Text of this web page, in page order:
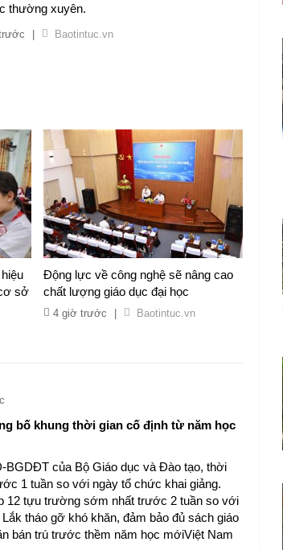
thường xuyên.
Baotintuc.vn
sở
Động lực về công nghệ sẽ nâng cao
chất lượng giáo dục đại học
4 giờ trước Baotintuc.vn
bố khung thời gian cố định từ năm học
BGDĐT của Bộ Giáo dục và Đào tạo, thời
1 tuần so với ngày tổ chức khai giảng.
12 tựu trường sớm nhất trước 2 tuần so với
tháo gỡ khó khăn, đảm bảo đủ sách giáo
bán trú trước thềm năm học mớiViệt Nam